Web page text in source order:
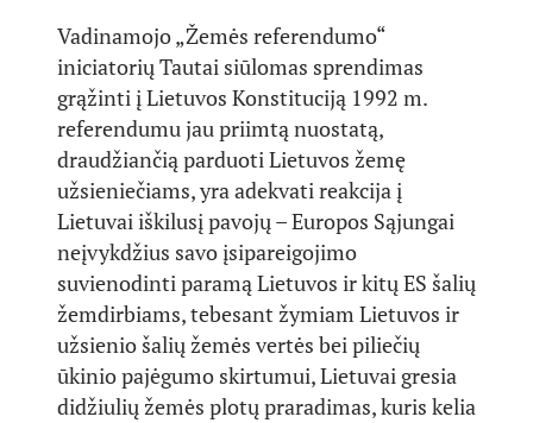
Vadinamojo „Žemės referendumo“
iniciatorių Tautai siūlomas sprendimas
grąžinti į Lietuvos Konstituciją 1992 m.
referendumu jau priimtą nuostatą,
draudžiančią parduoti Lietuvos žemę
užsieniečiams, yra adekvati reakcija į
Lietuvai iškilusį pavojų – Europos Sąjungai
neįvykdžius savo įsipareigojimo
suvienodinti paramą Lietuvos ir kitų ES šalių
žemdirbiams, tebesant žymiam Lietuvos ir
užsienio šalių žemės vertės bei piliečių
ūkinio pajėgumo skirtumui, Lietuvai gresia
didžiulių žemės plotų praradimas, kuris kelia